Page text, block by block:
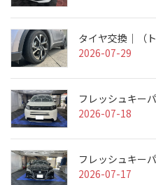
タイヤ交換｜（
2026-07-29
フレッシュキー
2026-07-18
フレッシュキー
2026-07-17